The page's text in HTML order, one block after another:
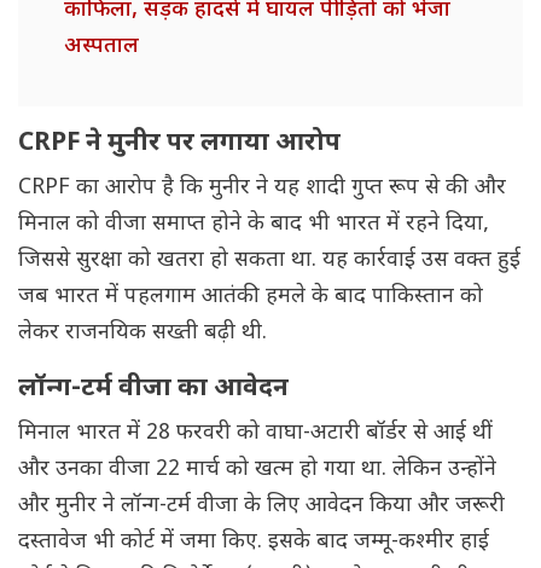
काफिला, सड़क हादसे में घायल पीड़ितो को भेजा
अस्पताल
CRPF ने मुनीर पर लगाया आरोप
CRPF का आरोप है कि मुनीर ने यह शादी गुप्त रूप से की और
मिनाल को वीजा समाप्त होने के बाद भी भारत में रहने दिया,
जिससे सुरक्षा को खतरा हो सकता था. यह कार्रवाई उस वक्त हुई
जब भारत में पहलगाम आतंकी हमले के बाद पाकिस्तान को
लेकर राजनयिक सख्ती बढ़ी थी.
लॉन्ग-टर्म वीजा का आवेदन
मिनाल भारत में 28 फरवरी को वाघा-अटारी बॉर्डर से आई थीं
और उनका वीजा 22 मार्च को खत्म हो गया था. लेकिन उन्होंने
और मुनीर ने लॉन्ग-टर्म वीजा के लिए आवेदन किया और जरूरी
दस्तावेज भी कोर्ट में जमा किए. इसके बाद जम्मू-कश्मीर हाई